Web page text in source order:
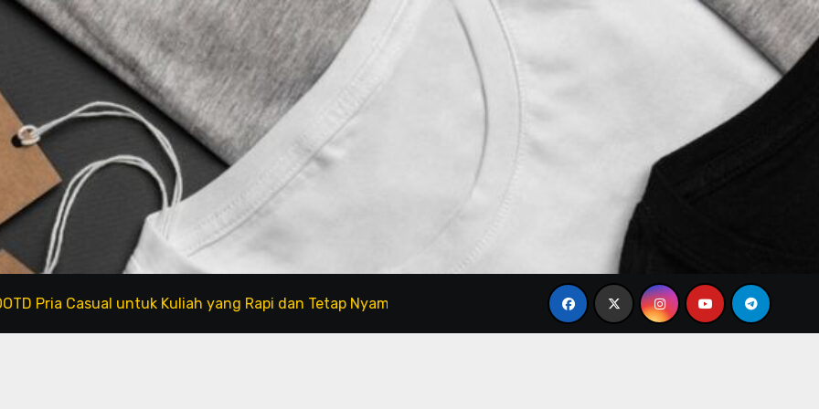
untuk Kuliah yang Rapi dan Tetap Nyaman di 2026 Koleksi Terbaik Brand Baju Modis Terbaru 2026: